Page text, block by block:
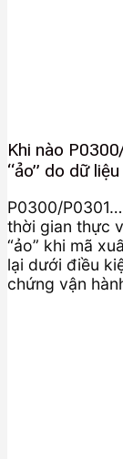
Khi nào
“ảo” do dữ
P0300/
thời gian thực
“ảo” khi mã
lại dưới điều
chứng vận